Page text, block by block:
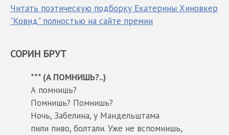
Читать поэтическую подборку Екатерины Хиновкер
"Ковид" полностью на сайте премии
СОРИН БРУТ
*** (А ПОМНИШЬ?..)
А помнишь?
Помнишь? Помнишь?
Ночь, Забелина, у Мандельштама
пили пиво, болтали. Уже не вспомнишь,